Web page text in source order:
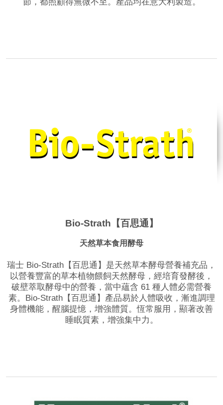
Bio-Strath【百思通】
天然草本食用酵母
瑞士 Bio-Strath【百思通】是天然草本酵母營養補充品，
以營養豐富的草本植物餵飼天然酵母，經培育發酵後，
破壁萃取酵母中的營養，當中蘊含 61 種人體必需營養
素。Bio-Strath【百思通】產品易於人體吸收，漸進調理
身體機能，醒腦提憶，增強體質。恆常服用，顯著改善
睡眠質素，增強集中力。